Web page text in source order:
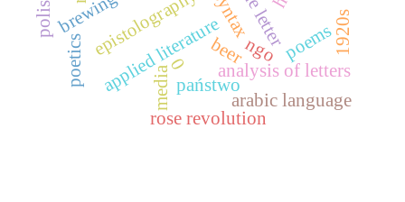
beer
epistolography
applied literatureanalysis of letters
media państwo
0
syntax
poetics poems
arabic language
rose revolution
1920s
ngo